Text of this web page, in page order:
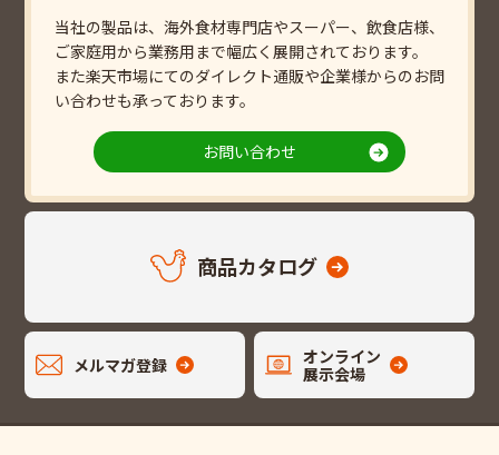
当社の製品は、海外食材専門店やスーパー、飲食店様、
ご家庭用から業務用まで幅広く展開されております。
また楽天市場にてのダイレクト通販や企業様からのお問
い合わせも承っております。
お問い合わせ
商品カタログ
メルマガ登録
オンライン
展示会場